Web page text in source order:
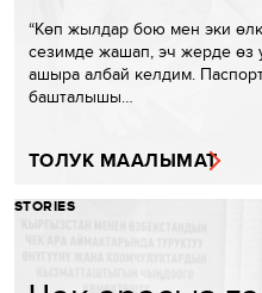
“Көп жылдар бою мен эки
сезимде жашап, эч жерде өз
ашыра албай келдим.
башталышы…
ТОЛУК МААЛЫМАТ
STORIES